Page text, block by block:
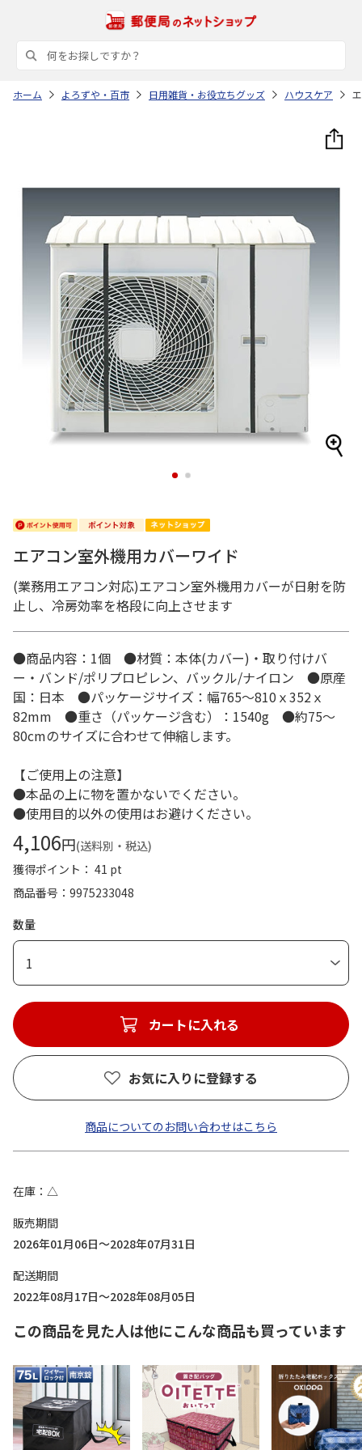
ホーム よろずや・百市 日用雑貨・お役立ちグッズ ハウスケア
1 2
エアコン室外機用カバーワイド
(業務用エアコン対応)エアコン室外機用カバーが日射を防
止し、冷房効率を格段に向上させます
●商品内容：1個 ●材質：本体(カバー)・取り付けバ
ー・バンド/ポリプロピレン、バックル/ナイロン ●原産
国：日本 ●パッケージサイズ：幅765～810ｘ352ｘ
82mm ●重さ（パッケージ含む）：1540g ●約75～
80cmのサイズに合わせて伸縮します。
【ご使用上の注意】
●本品の上に物を置かないでください。
●使用目的以外の使用はお避けください。
4,106円(送料別・税込)
獲得ポイント： 41 pt
商品番号
9975233048
数量
1
カートに入れる
お気に入りに登録する
商品についてのお問い合わせはこちら
在庫
△
販売期間
2026年01月06日～2028年07月31日
配送期間
2022年08月17日～2028年08月05日
この商品を見た人は他にこんな商品も買っています